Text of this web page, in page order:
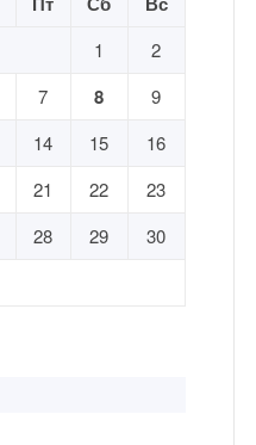
1
2
7 8
9
14 15
16
21 22
23
28 29
30